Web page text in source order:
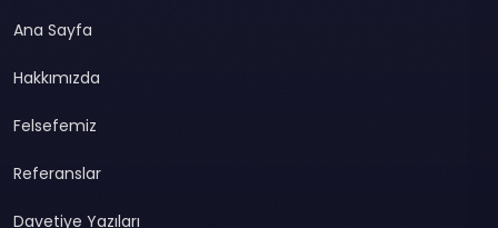
Ana Sayfa
Hakkımızda
Felsefemiz
Referanslar
Davetiye Yazıları